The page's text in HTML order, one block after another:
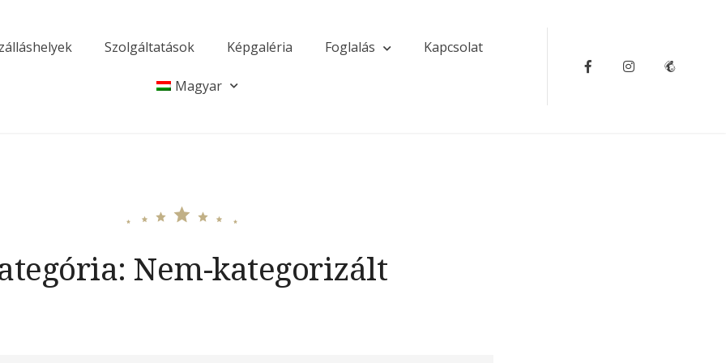
Szolgáltatások Képgaléria Foglalás Kapcsolat
Magyar
FacebookInstagramIratkozz
Nem-kategorizált